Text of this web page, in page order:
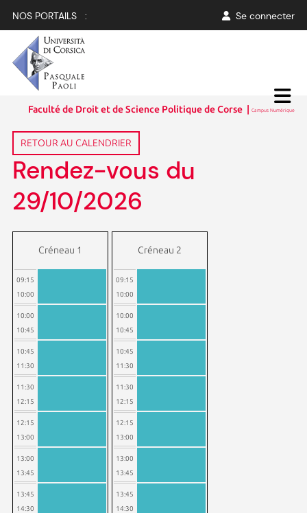
NOS PORTAILS : Se connecter
Faculté de Droit et de Science Politique de Corse |Campus Numérique
RETOUR AU CALENDRIER
Rendez-vous du
29/10/2026
Créneau 1
09:15
10:00
10:00
10:45
10:45
11:30
11:30
12:15
12:15
13:00
13:00
13:45
13:45
14:30
Créneau 2
09:15
10:00
10:00
10:45
10:45
11:30
11:30
12:15
12:15
13:00
13:00
13:45
13:45
14:30